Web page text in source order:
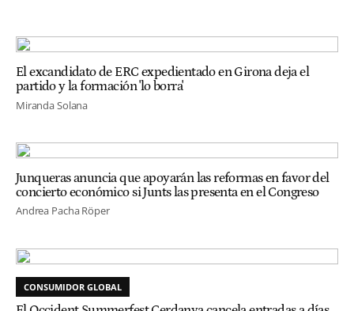
El excandidato de ERC expedientado en Girona deja el
partido y la formación 'lo borra'
Miranda Solana
Junqueras anuncia que apoyarán las reformas en favor del
concierto económico si Junts las presenta en el Congreso
Andrea Pacha Röper
CONSUMIDOR GLOBAL